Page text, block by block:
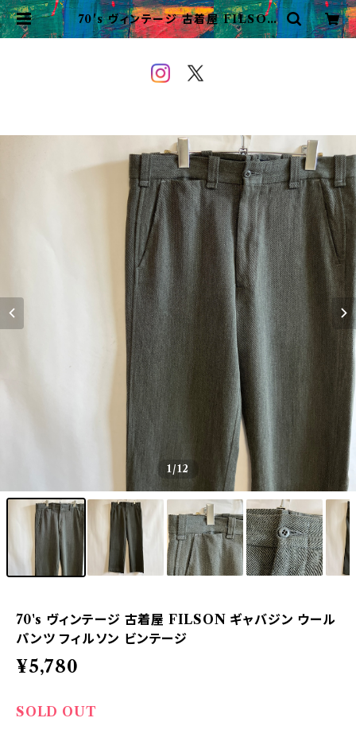
70's ヴィンテージ 古着屋 FILSON
ギャバジン ウールパンツ フィルソン
1/12
70's ヴィンテージ 古着屋 FILSON ギャバジン ウール
パンツ フィルソン ビンテージ
¥5,780
SOLD OUT